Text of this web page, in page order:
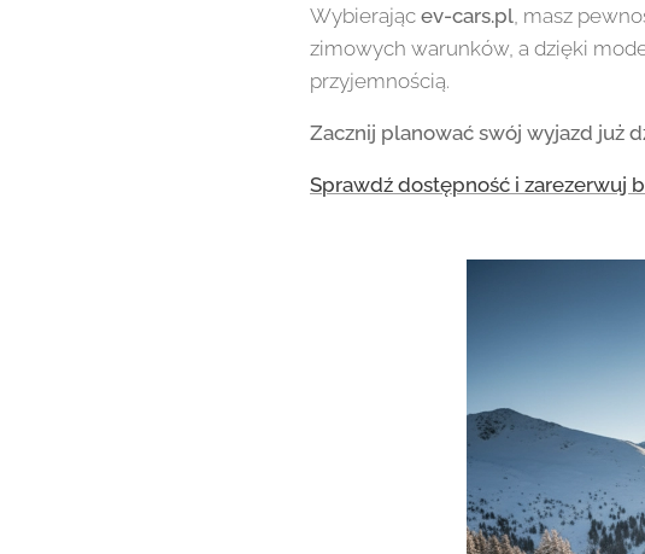
Wybierając ev-cars.pl, masz
zimowych warunków, a dzięki
przyjemnością.
Zacznij planować swój wyjazd już
Sprawdź dostępność i zarezerwuj